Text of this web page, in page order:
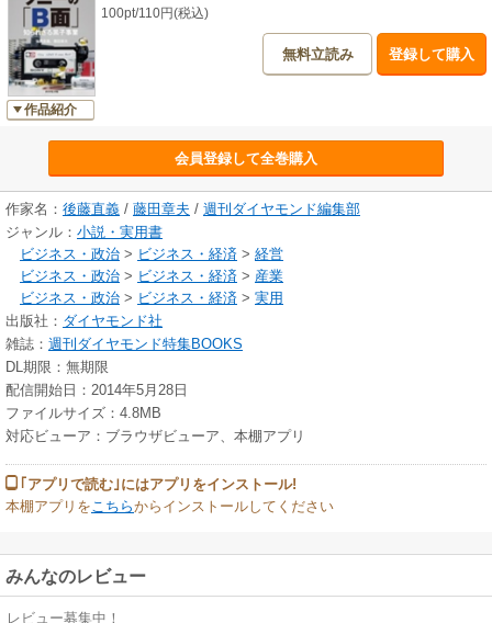
ソニーの隠れた可能性を紹介しました。
この度、その特集を電子化しました。
雑誌の他のコンテンツは含まれず、特集だけを電子化したため、
お求めやすい価格になっています。
作品紹介
100pt/110円(税込)
無料立読み 登録して購入
会員登録して全巻購入
作家名： 後藤直義 / 藤田章夫 / 週刊ダイヤモンド編集部
ジャンル： 小説・実用書
ビジネス・政治 > ビジネス・経済 > 経営
ビジネス・政治 > ビジネス・経済 > 産業
ビジネス・政治 > ビジネス・経済 > 実用
出版社： ダイヤモンド社
雑誌： 週刊ダイヤモンド特集BOOKS
DL期限：無期限
配信開始日：2014年5月28日
ファイルサイズ：4.8MB
対応ビューア：ブラウザビューア、本棚アプリ
｢アプリで読む｣にはアプリをインストール!
本棚アプリを こちらからインストールしてください
みんなのレビュー
レビュー募集中！